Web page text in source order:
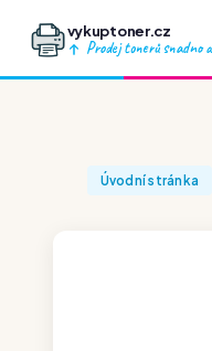
vykuptoner.cz
Prodej tonerů snadno
Úvodní stránka